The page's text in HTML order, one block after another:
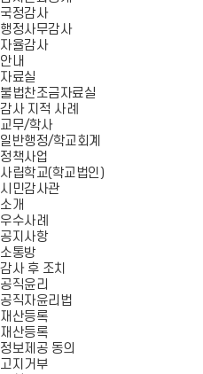
국정감사
행정사무감사
자율감사
안내
자료실
불법찬조금자료실
감사 지적 사례
교무/학사
일반행정/학교회계
정책사업
사립학교(학교법인)
시민감사관
소개
우수사례
공지사항
소통방
감사 후 조치
공직윤리
공직자윤리법
재산등록
재산등록
정보제공 동의
고지거부